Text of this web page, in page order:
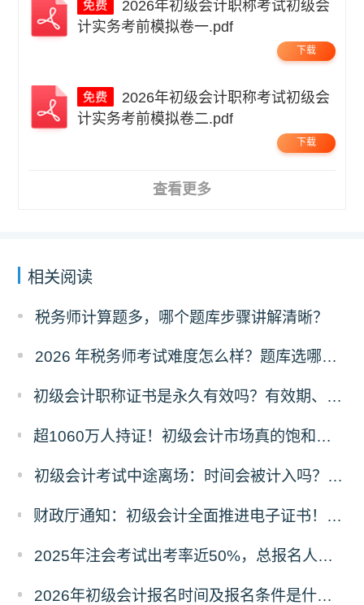
计实务考前模拟卷一.pdf
下载
计实务考前模拟卷二.pdf
下载
查看更多
相关阅读
税务师计算题多，哪个题库步骤讲解清晰？
2026 年税务师考试难度怎么样？题库选哪家的好？
初级会计职称证书是永久有效吗？有效期、领取时限及继续教育要求全解答
超1060万人持证！初级会计市场真的饱和了吗？含金量真相+2026备考攻略
初级会计考试中途离场：时间会被计入吗？规则与原因详解
财政厅通知：初级会计全面推进电子证书！纸质证书还发吗？2025年领证时间看这里
2025年注会考试出考率近50%，总报名人数80.44万！
2026年初级会计报名时间及报名条件是什么？在哪里报名？